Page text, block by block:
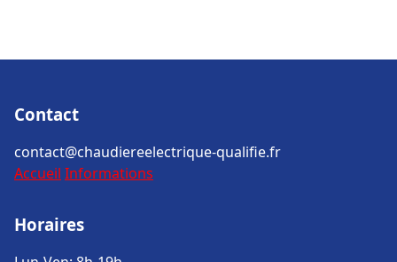
Contact
contact@chaudiereelectrique-qualifie.fr
Accueil Informations
Horaires